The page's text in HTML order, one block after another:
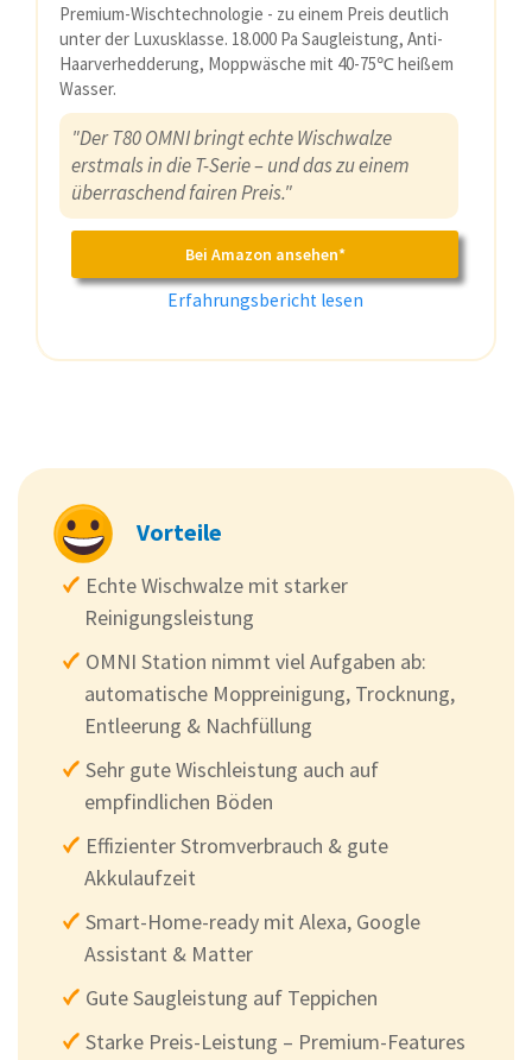
Premium-Wischtechnologie - zu einem Preis deutlich
unter der Luxusklasse. 18.000 Pa Saugleistung, Anti-
Haarverhedderung, Moppwäsche mit 40-75℃ heißem
Wasser.
"Der T80 OMNI bringt echte Wischwalze
erstmals in die T-Serie – und das zu einem
überraschend fairen Preis."
Bei Amazon ansehen*
Erfahrungsbericht lesen
Vorteile
Echte Wischwalze mit starker
Reinigungsleistung
OMNI Station nimmt viel Aufgaben ab:
automatische Moppreinigung, Trocknung,
Entleerung & Nachfüllung
Sehr gute Wischleistung auch auf
empfindlichen Böden
Effizienter Stromverbrauch & gute
Akkulaufzeit
Smart-Home-ready mit Alexa, Google
Assistant & Matter
Gute Saugleistung auf Teppichen
Starke Preis-Leistung – Premium-Features